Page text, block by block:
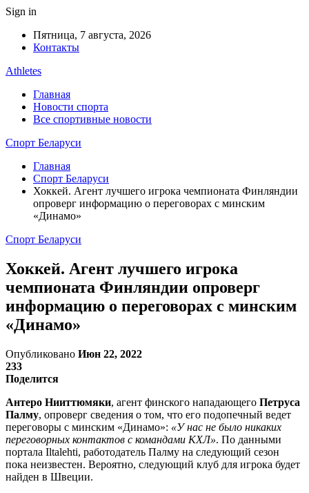
Sign in
Пятница, 7 августа, 2026
Контакты
Athletes
Главная
Новости спорта
Все спортивные новости
Спорт Беларуси
Главная
Спорт Беларуси
Хоккей. Агент лучшего игрока чемпионата Финляндии
опроверг информацию о переговорах с минским
«Динамо»
Спорт Беларуси
Хоккей. Агент лучшего игрока
чемпионата Финляндии опроверг
информацию о переговорах с минским
«Динамо»
Опубликовано Июн 22, 2022
233
Поделится
Антеро Нииттюмяки, агент финского нападающего Петруса
Палму, опроверг сведения о том, что его подопечный ведет
переговоры с минским «Динамо»: «У нас не было никаких
переговорных контактов с командами КХЛ». По данными
портала Iltalehti, работодатель Палму на следующий сезон
пока неизвестен. Вероятно, следующий клуб для игрока будет
найден в Швеции.